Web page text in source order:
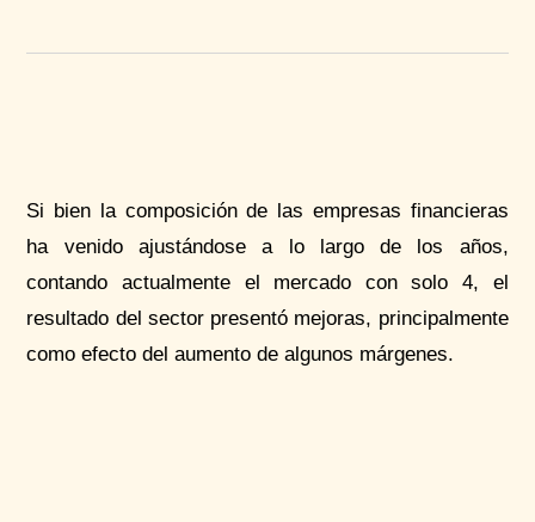
Si bien la composición de las empresas financieras
ha venido ajustándose a lo largo de los años,
contando actualmente el mercado con solo 4, el
resultado del sector presentó mejoras, principalmente
como efecto del aumento de algunos márgenes.